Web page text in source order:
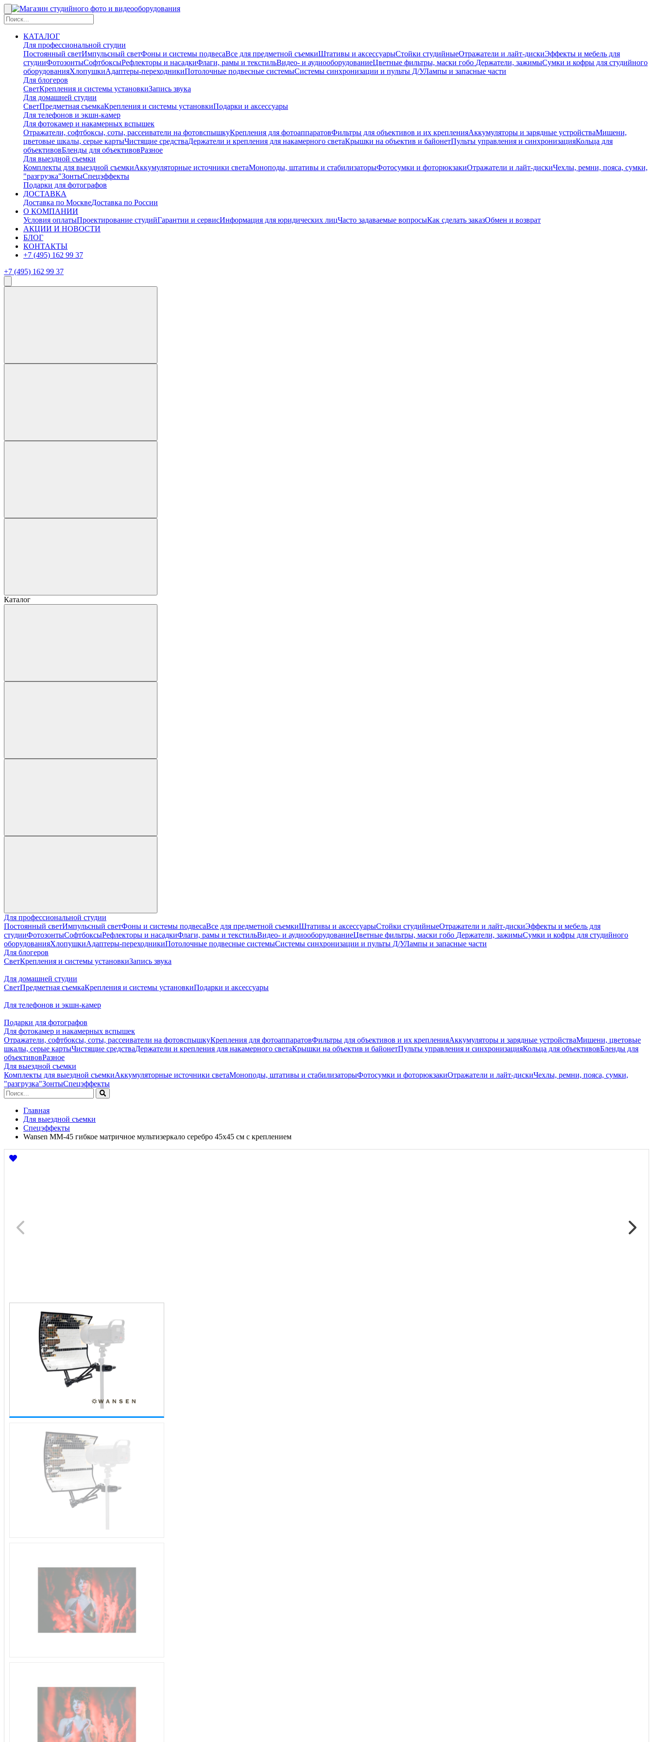
КАТАЛОГ
Для профессиональной студии
Постоянный светИмпульсный светФоны и системы подвесаВсе для предметной съемкиШтативы и аксессуарыСтойки студийныеОтражатели и лайт-дискиЭффекты и мебель для
студииФотозонтыСофтбоксыРефлекторы и насадкиФлаги, рамы и текстильВидео- и аудиооборудованиеЦветные фильтры, маски гобо Держатели, зажимыСумки и кофры для студийного
оборудованияХлопушкиАдаптеры-переходникиПотолочные подвесные системыСистемы синхронизации и пульты Д/УЛампы и запасные части
Для блогеров
СветКрепления и системы установкиЗапись звука
Для домашней студии
СветПредметная съемкаКрепления и системы установкиПодарки и аксессуары
Для телефонов и экшн-камер
Для фотокамер и накамерных вспышек
Отражатели, софтбоксы, соты, рассеиватели на фотовспышкуКрепления для фотоаппаратовФильтры для объективов и их крепленияАккумуляторы и зарядные устройстваМишени,
цветовые шкалы, серые картыЧистящие средстваДержатели и крепления для накамерного светаКрышки на объектив и байонетПульты управления и синхронизацияКольца для
объективовБленды для объективовРазное
Для выездной съемки
Комплекты для выездной съемкиАккумуляторные источники светаМоноподы, штативы и стабилизаторыФотосумки и фоторюкзакиОтражатели и лайт-дискиЧехлы, ремни, пояса, сумки,
"разгрузка"ЗонтыСпецэффекты
Подарки для фотографов
ДОСТАВКА
Доставка по МосквеДоставка по России
О КОМПАНИИ
Условия оплатыПроектирование студийГарантии и сервисИнформация для юридических лицЧасто задаваемые вопросыКак сделать заказОбмен и возврат
АКЦИИ И НОВОСТИ
БЛОГ
КОНТАКТЫ
+7 (495) 162 99 37
+7 (495) 162 99 37
Каталог
Для профессиональной студии
Постоянный светИмпульсный светФоны и системы подвесаВсе для предметной съемкиШтативы и аксессуарыСтойки студийныеОтражатели и лайт-дискиЭффекты и мебель для
студииФотозонтыСофтбоксыРефлекторы и насадкиФлаги, рамы и текстильВидео- и аудиооборудованиеЦветные фильтры, маски гобо Держатели, зажимыСумки и кофры для студийного
оборудованияХлопушкиАдаптеры-переходникиПотолочные подвесные системыСистемы синхронизации и пульты Д/УЛампы и запасные части
Для блогеров
СветКрепления и системы установкиЗапись звука
Для домашней студии
СветПредметная съемкаКрепления и системы установкиПодарки и аксессуары
Для телефонов и экшн-камер
Подарки для фотографов
Для фотокамер и накамерных вспышек
Отражатели, софтбоксы, соты, рассеиватели на фотовспышкуКрепления для фотоаппаратовФильтры для объективов и их крепленияАккумуляторы и зарядные устройстваМишени, цветовые
шкалы, серые картыЧистящие средстваДержатели и крепления для накамерного светаКрышки на объектив и байонетПульты управления и синхронизацияКольца для объективовБленды для
объективовРазное
Для выездной съемки
Комплекты для выездной съемкиАккумуляторные источники светаМоноподы, штативы и стабилизаторыФотосумки и фоторюкзакиОтражатели и лайт-дискиЧехлы, ремни, пояса, сумки,
"разгрузка"ЗонтыСпецэффекты
Главная
Для выездной съемки
Спецэффекты
Wansen MM-45 гибкое матричное мультизеркало серебро 45х45 см с креплением